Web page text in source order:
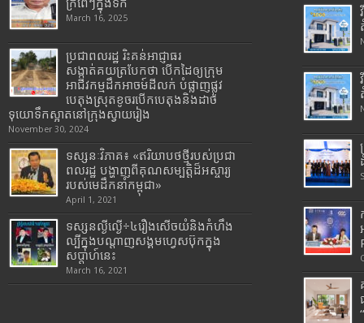
ក្រពើៗក្នុងទឹក
March 16, 2025
ប្រជាពលរដ្ឋ រិះគន់អាជ្ញាធរ
សង្កាត់គយត្របែកថា បើកដៃឲ្យក្រុម
អាជីវកម្មដឹកអាចម៍ដីលក់ បំផ្លាញផ្លូវ
បេតុងស្រុតខូចរបើកបេតុងនិងដាច់
ទុយោទឹកស្អាតនៅក្រុងស្វាយរៀង
November 30, 2024
ទស្សនៈវិភាគ៖ «ឥរិយាបថថ្មីរបស់ប្រជា
ពលរដ្ឋ បង្ហាញពីគុណសម្បត្តិដ៏អស្ចារ្យ
របស់មេដឹកនាំកម្ពុជា»
April 1, 2021
ទស្សនល្ងីល្ងើ÷៤រឿងសើចយំនិងកំហឹង
ល្បីក្នុងបណ្តាញសង្គមហ្វេសប៊ុកក្នុង
សប្តាហ៍នេះ
March 16, 2021